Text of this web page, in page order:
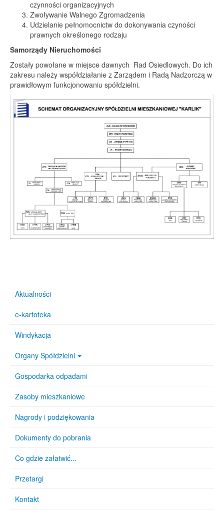
czynności organizacyjnych
Zwoływanie Walnego Zgromadzenia
Udzielanie pełnomocnictw do dokonywania czyności
prawnych określonego rodzaju
Samorządy Nieruchomości
Zostały powołane w miejsce dawnych Rad Osiedlowych. Do ich
zakresu należy współdziałanie z Zarządem i Radą Nadzorczą w
prawidłowym funkcjonowaniu spółdzielni.
Aktualności
e-kartoteka
Windykacja
Organy Spółdzielni
Gospodarka odpadami
Zasoby mieszkaniowe
Nagrody i podziękowania
Dokumenty do pobrania
Co gdzie załatwić...
Przetargi
Kontakt